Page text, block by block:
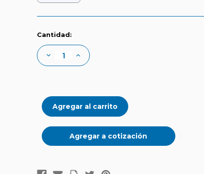
Existencias
actuales:
Cantidad:
Disminuir
cantidad
1"
Sólidos
Aumentar
cantidad
1"
Sólidos
Agregar a cotización